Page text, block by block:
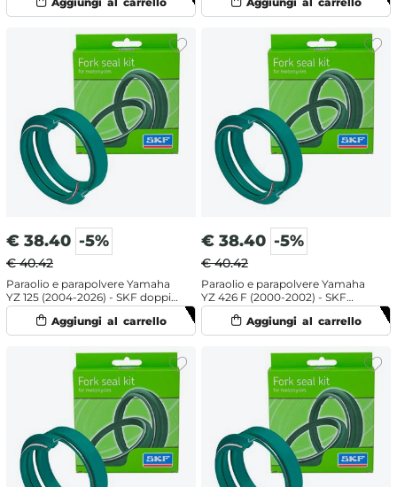
€ 38.40 -5%
€ 40.42
Paraolio e parapolvere Yamaha
YZ 125 (2004-2026) - SKF doppia
mescola
€ 38.40 -5%
€ 40.42
Paraolio e parapolvere Yamaha
YZ 426 F (2000-2002) - SKF
doppia mescola